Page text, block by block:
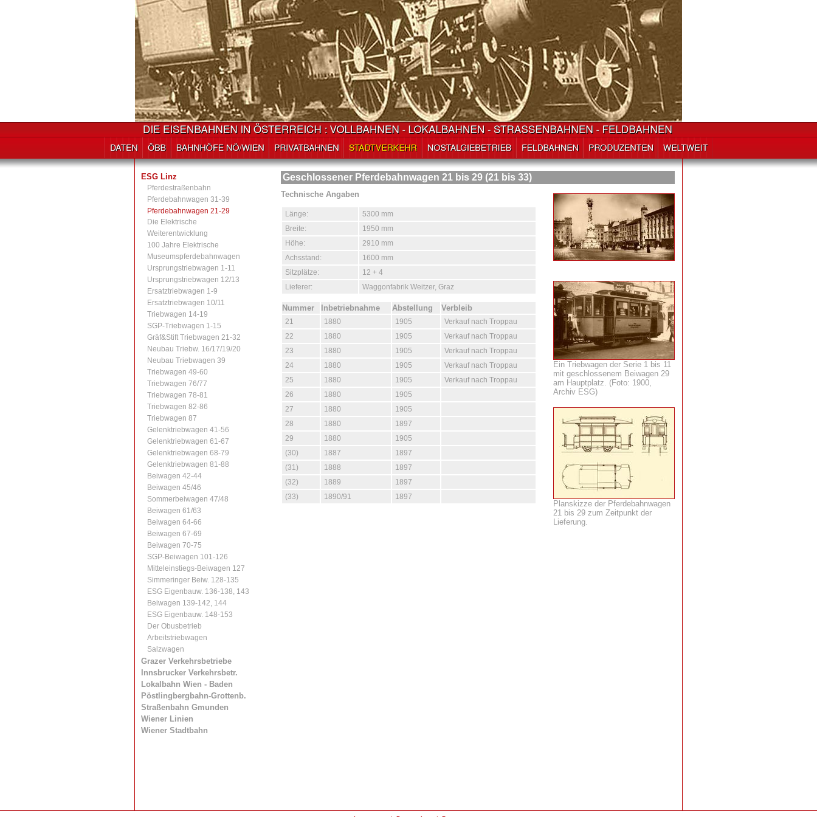
ESG Linz
Pferdestraßenbahn
Pferdebahnwagen 31-39
Pferdebahnwagen 21-29
Die Elektrische
Weiterentwicklung
100 Jahre Elektrische
Museumspferdebahnwagen
Ursprungstriebwagen 1-11
Ursprungstriebwagen 12/13
Ersatztriebwagen 1-9
Ersatztriebwagen 10/11
Triebwagen 14-19
SGP-Triebwagen 1-15
Gräf&Stift Triebwagen 21-32
Neubau Triebw. 16/17/19/20
Neubau Triebwagen 39
Triebwagen 49-60
Triebwagen 76/77
Triebwagen 78-81
Triebwagen 82-86
Triebwagen 87
Gelenktriebwagen 41-56
Gelenktriebwagen 61-67
Gelenktriebwagen 68-79
Gelenktriebwagen 81-88
Beiwagen 42-44
Beiwagen 45/46
Sommerbeiwagen 47/48
Beiwagen 61/63
Beiwagen 64-66
Beiwagen 67-69
Beiwagen 70-75
SGP-Beiwagen 101-126
Mitteleinstiegs-Beiwagen 127
Simmeringer Beiw. 128-135
ESG Eigenbauw. 136-138, 143
Beiwagen 139-142, 144
ESG Eigenbauw. 148-153
Der Obusbetrieb
Arbeitstriebwagen
Salzwagen
Grazer Verkehrsbetriebe
Innsbrucker Verkehrsbetr.
Lokalbahn Wien - Baden
Pöstlingbergbahn-Grottenb.
Straßenbahn Gmunden
Wiener Linien
Wiener Stadtbahn
Geschlossener Pferdebahnwagen 21 bis 29 (21 bis 33)
Ein Triebwagen der Serie 1 bis 11
mit geschlossenem Beiwagen 29
am Hauptplatz. (Foto: 1900,
Archiv ESG)
Planskizze der Pferdebahnwagen
21 bis 29 zum Zeitpunkt der
Lieferung.
Technische Angaben
Länge:
5300 mm
Breite:
1950 mm
Höhe:
2910 mm
Achsstand:
1600 mm
Sitzplätze:
12 + 4
Lieferer:
Waggonfabrik Weitzer, Graz
Nummer Inbetriebnahme Abstellung Verbleib
21 1880 1905
Verkauf nach Troppau
22
1880 1905
Verkauf nach Troppau
23
1880 1905
Verkauf nach Troppau
24
1880 1905
Verkauf nach Troppau
25
1880 1905
Verkauf nach Troppau
26
1880
1905
27
1880
1905
28
1880
1897
29
1880
1905
(30)
1887
1897
(31)
1888
1897
(32)
1889
1897
(33)
1890/91 1897